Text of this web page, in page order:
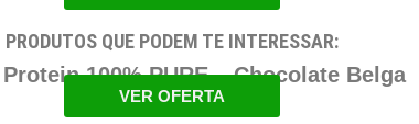
PRODUTOS QUE PODEM TE INTERESSAR:
100% PURE – Chocolate Belga
VER OFERTA